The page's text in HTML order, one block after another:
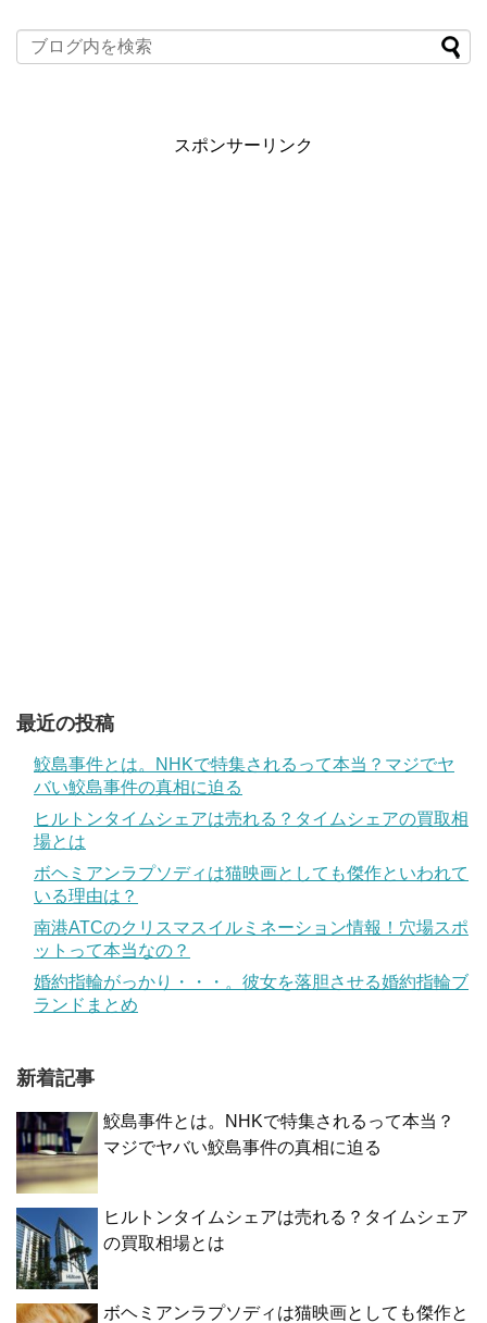
スポンサーリンク
最近の投稿
鮫島事件とは。NHKで特集されるって本当？マジでヤ
バい鮫島事件の真相に迫る
ヒルトンタイムシェアは売れる？タイムシェアの買取相
場とは
ボヘミアンラプソディは猫映画としても傑作といわれて
いる理由は？
南港ATCのクリスマスイルミネーション情報！穴場スポ
ットって本当なの？
婚約指輪がっかり・・・。彼女を落胆させる婚約指輪ブ
ランドまとめ
新着記事
鮫島事件とは。NHKで特集されるって本当？
マジでヤバい鮫島事件の真相に迫る
ヒルトンタイムシェアは売れる？タイムシェア
の買取相場とは
ボヘミアンラプソディは猫映画としても傑作と